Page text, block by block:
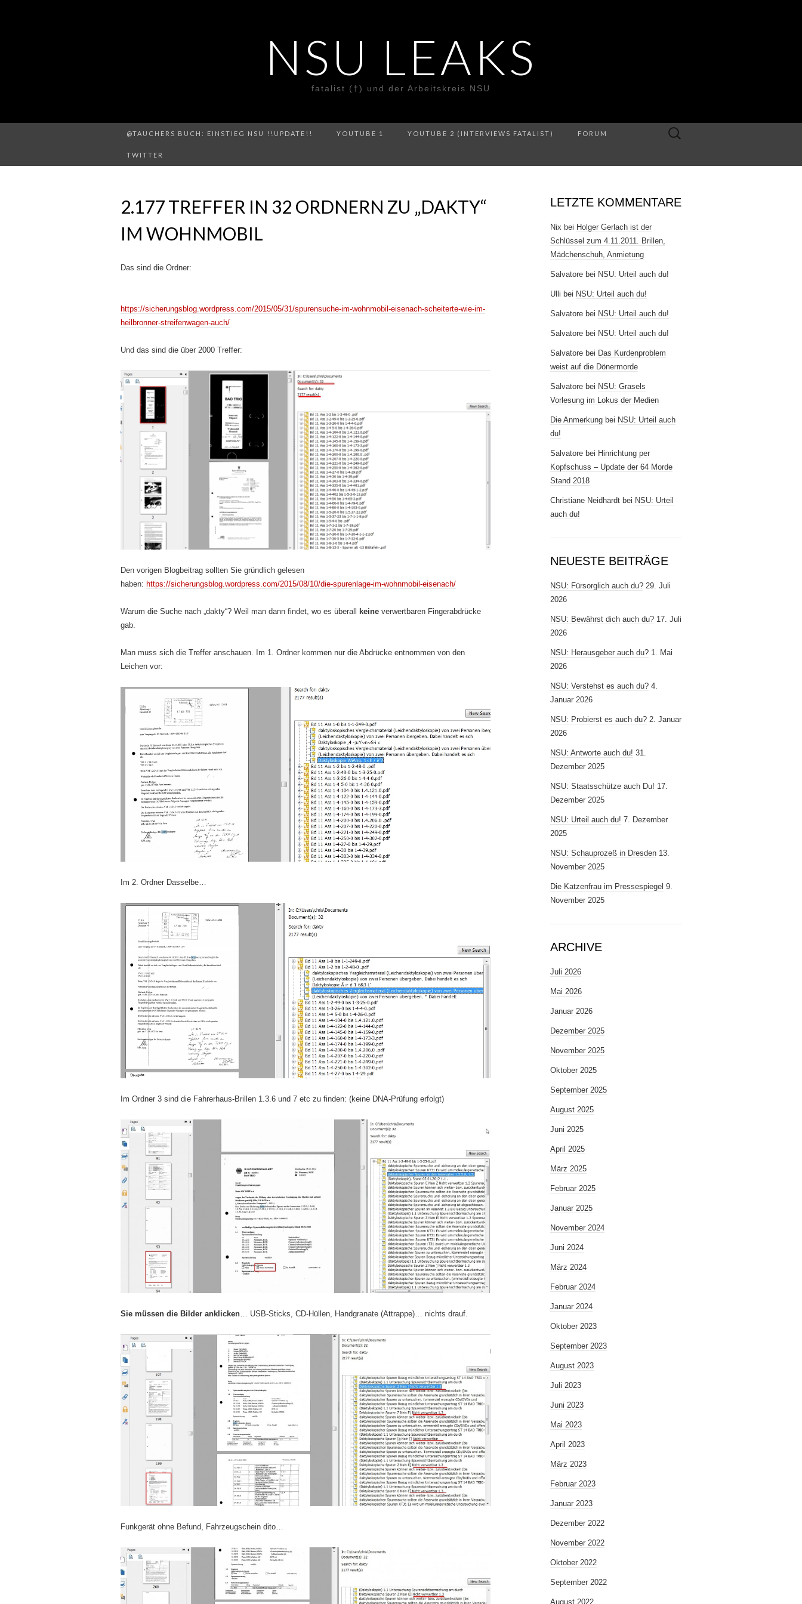
NSU LEAKS
fatalist (†) und der Arbeitskreis NSU
@TAUCHERS BUCH: EINSTIEG NSU !!UPDATE!! YOUTUBE 1 YOUTUBE 2 (INTERVIEWS FATALIST) FORUM
TWITTER
Suche
2.177 TREFFER IN 32 ORDNERN ZU „DAKTY“
IM WOHNMOBIL
Das sind die Ordner:
https://sicherungsblog.wordpress.com/2015/05/31/spurensuche-im-wohnmobil-eisenach-scheiterte-wie-im-
heilbronner-streifenwagen-auch/
Und das sind die über 2000 Treffer:
Den vorigen Blogbeitrag sollten Sie gründlich gelesen
haben: https://sicherungsblog.wordpress.com/2015/08/10/die-spurenlage-im-wohnmobil-eisenach/
Warum die Suche nach „dakty“? Weil man dann findet, wo es überall keine verwertbaren Fingerabdrücke
gab.
Man muss sich die Treffer anschauen. Im 1. Ordner kommen nur die Abdrücke entnommen von den
Leichen vor:
Im 2. Ordner Dasselbe…
Im Ordner 3 sind die Fahrerhaus-Brillen 1.3.6 und 7 etc zu finden: (keine DNA-Prüfung erfolgt)
Sie müssen die Bilder anklicken… USB-Sticks, CD-Hüllen, Handgranate (Attrappe)… nichts drauf.
Funkgerät ohne Befund, Fahrzeugschein dito…
LETZTE KOMMENTARE
Nix bei Holger Gerlach ist der
Schlüssel zum 4.11.2011. Brillen,
Mädchenschuh, Anmietung
Salvatore bei NSU: Urteil auch du!
Ulli bei NSU: Urteil auch du!
Salvatore bei NSU: Urteil auch du!
Salvatore bei NSU: Urteil auch du!
Salvatore bei Das Kurdenproblem
weist auf die Dönermorde
Salvatore bei NSU: Grasels
Vorlesung im Lokus der Medien
Die Anmerkung bei NSU: Urteil auch
du!
Salvatore bei Hinrichtung per
Kopfschuss – Update der 64 Morde
Stand 2018
Christiane Neidhardt bei NSU: Urteil
auch du!
NEUESTE BEITRÄGE
NSU: Fürsorglich auch du? 29. Juli
2026
NSU: Bewährst dich auch du? 17. Juli
2026
NSU: Herausgeber auch du? 1. Mai
2026
NSU: Verstehst es auch du? 4.
Januar 2026
NSU: Probierst es auch du? 2. Januar
2026
NSU: Antworte auch du! 31.
Dezember 2025
NSU: Staatsschütze auch Du! 17.
Dezember 2025
NSU: Urteil auch du! 7. Dezember
2025
NSU: Schauprozeß in Dresden 13.
November 2025
Die Katzenfrau im Pressespiegel 9.
November 2025
ARCHIVE
Juli 2026
Mai 2026
Januar 2026
Dezember 2025
November 2025
Oktober 2025
September 2025
August 2025
Juni 2025
April 2025
März 2025
Februar 2025
Januar 2025
November 2024
Juni 2024
März 2024
Februar 2024
Januar 2024
Oktober 2023
September 2023
August 2023
Juli 2023
Juni 2023
Mai 2023
April 2023
März 2023
Februar 2023
Januar 2023
Dezember 2022
November 2022
Oktober 2022
September 2022
August 2022